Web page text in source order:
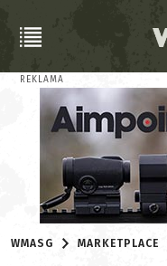
REKLAMA
WMASG MARKETPLACE